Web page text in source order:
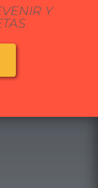
Y